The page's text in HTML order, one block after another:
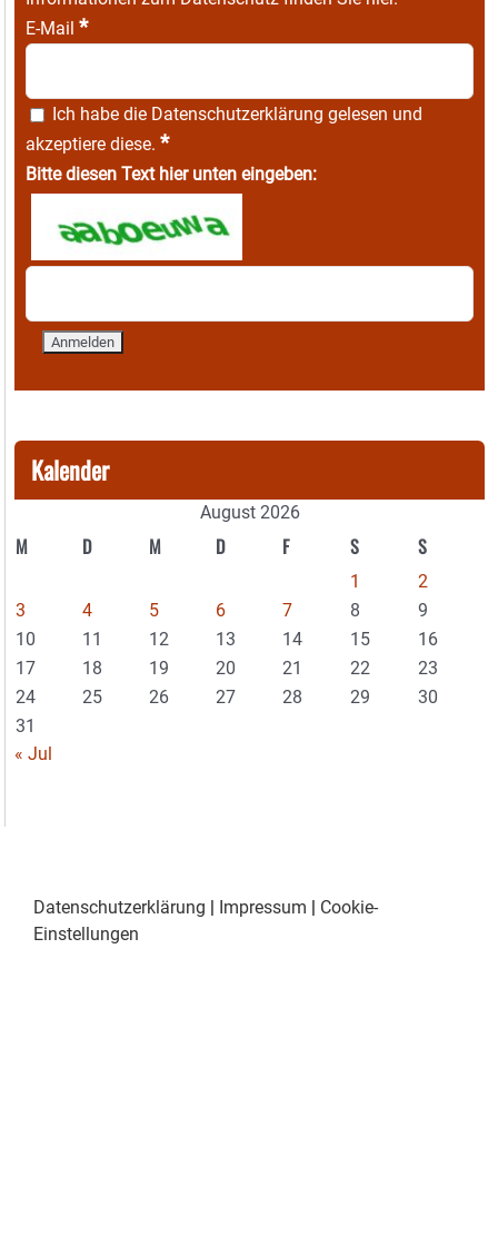
E-Mail *
Ich habe die Datenschutzerklärung gelesen und
akzeptiere diese. *
Bitte diesen Text hier unten eingeben:
Kalender
August 2026
M D M D F S S
1
2
3
4 5 6 7 8
9
10
11 12 13 14 15
16
17
18 19 20 21 22
23
24
25 26 27 28 29
30
31
« Jul
Datenschutzerklärung Impressum
Cookie-
Einstellungen